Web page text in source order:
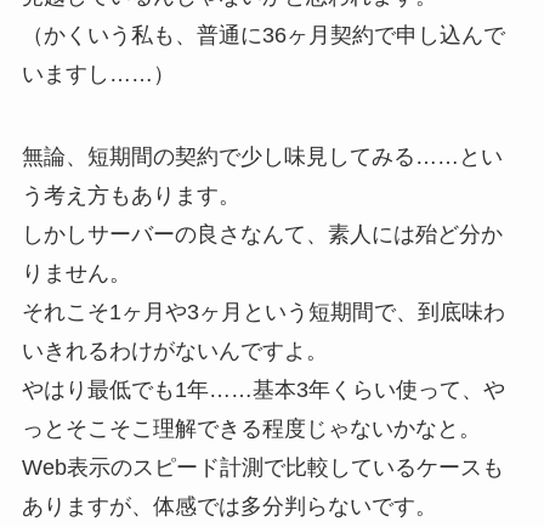
（かくいう私も、普通に36ヶ月契約で申し込んで
いますし……）
無論、短期間の契約で少し味見してみる……とい
う考え方もあります。
しかしサーバーの良さなんて、素人には殆ど分か
りません。
それこそ1ヶ月や3ヶ月という短期間で、到底味わ
いきれるわけがないんですよ。
やはり最低でも1年……基本3年くらい使って、や
っとそこそこ理解できる程度じゃないかなと。
Web表示のスピード計測で比較しているケースも
ありますが、体感では多分判らないです。